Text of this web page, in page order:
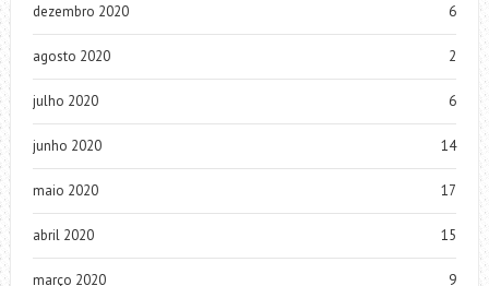
dezembro 2020 6
agosto 2020 2
julho 2020 6
junho 2020 14
maio 2020 17
abril 2020 15
março 2020 9